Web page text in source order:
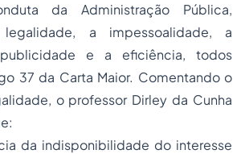
da Administração Pública,
a impessoalidade, a
e a eficiência, todos
37 da Carta Maior. Comentando o
o professor Dirley da Cunha
da indisponibilidade do interesse